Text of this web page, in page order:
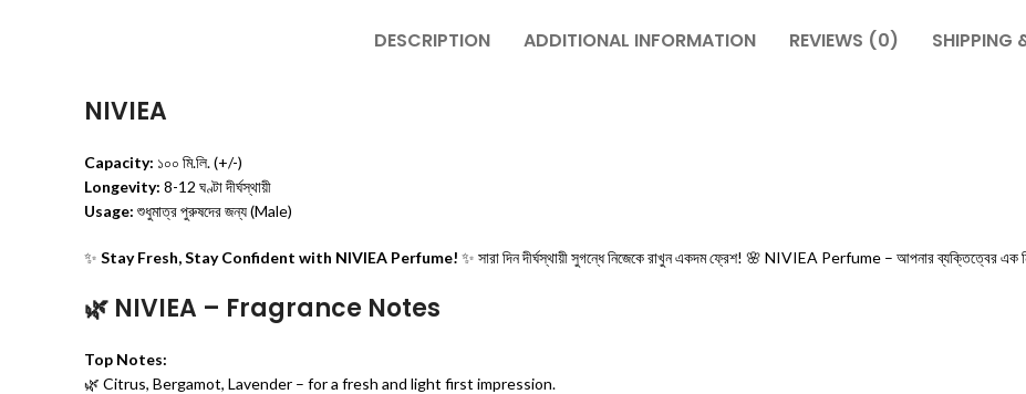
DESCRIPTION ADDITIONAL INFORMATION REVIEWS (0) SHIPPING
NIVIEA
Capacity: ১০০ মি.লি. (+/-)
Longevity: 8-12 ঘণ্টা দীর্ঘস্থায়ী
Usage: শুধুমাত্র পুরুষদের জন্য (Male)
✨ Stay Fresh, Stay Confident with NIVIEA Perfume! ✨ সারা দিন দীর্ঘস্থায়ী সুগন্ধে নিজেকে রাখুন একদম ফ্রেশ! 🌸 NIVIEA Perfume – আপনার ব্যক্তিত্বের এক
🌿 NIVIEA – Fragrance Notes
Top Notes:
🌿 Citrus, Bergamot, Lavender – for a fresh and light first impression.